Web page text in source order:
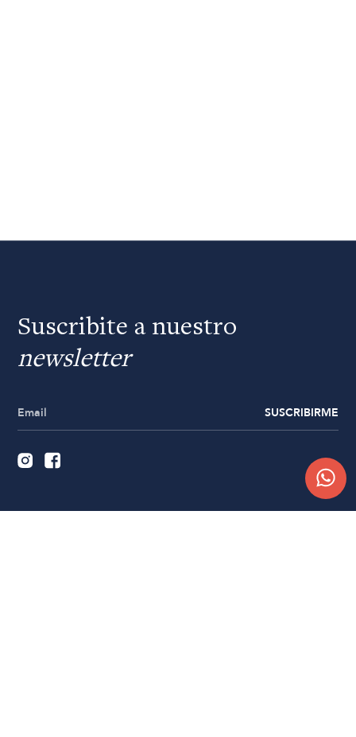
Suscribite a nuestro
newsletter
SUSCRIBIRME